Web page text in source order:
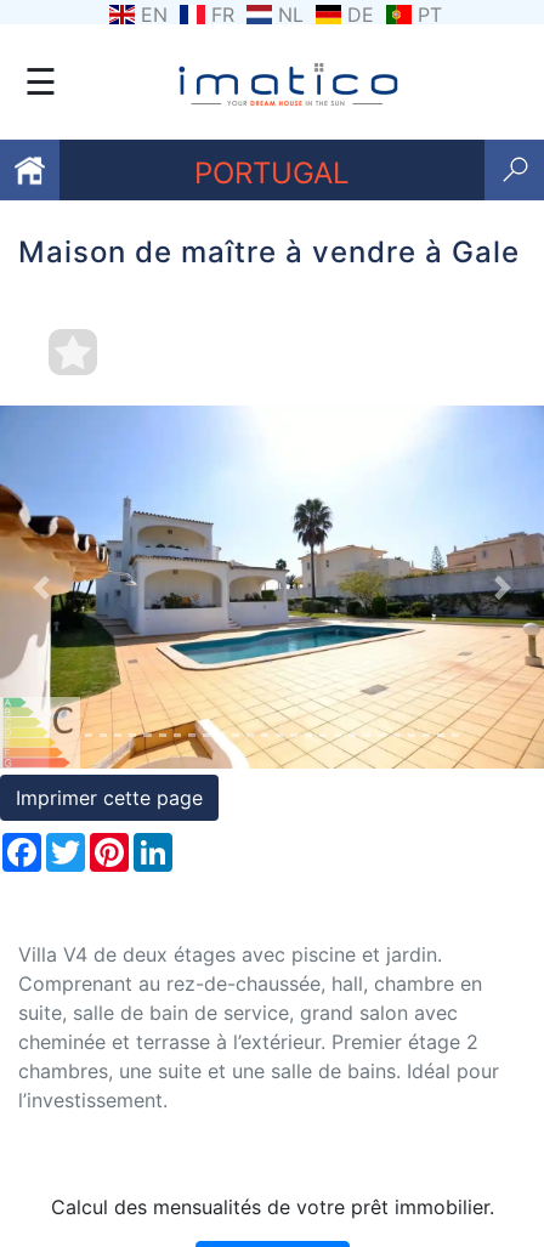
EN FR NL DE PT
☰
PORTUGAL
Favoris
sommes-
Termes
et
conditions
Témoignages
Conseils
Juridiques
Maison de maître à vendre à Gale
Previous Next
Imprimer cette page
Facebook
TwitterPinterest
Villa V4 de deux étages avec piscine et jardin.
Comprenant au rez-de-chaussée, hall, chambre en
suite, salle de bain de service, grand salon avec
cheminée et terrasse à l’extérieur. Premier étage 2
chambres, une suite et une salle de bains. Idéal pour
l’investissement.
Calcul des mensualités de votre prêt immobilier.